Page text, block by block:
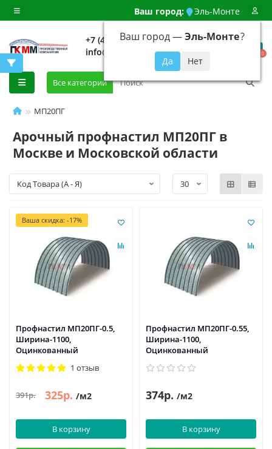
Ваш город: Эль-Монте
Ваш город —Эль-Монте?
+7 (499) 648-92-94
info@evroshtaketnikmoskva.ru
0
Все категории
МП20ПГ
Арочный профнастил МП20ПГ в
Москве и Московской области
Ваша скидка: -17%
Профнастил МП20ПГ-0.5,
Ширина-1100,
Оцинкованный
1 отзыв
391р. 325р. /м2
В корзину
Профнастил МП20ПГ-0.55,
Ширина-1100,
Оцинкованный
374р. /м2
В корзину